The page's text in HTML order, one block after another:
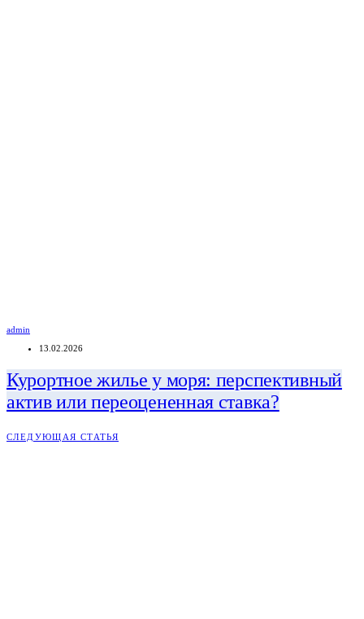
admin
13.02.2026
Курортное жилье у моря: перспективный
актив или переоцененная ставка?
СЛЕДУЮЩАЯ СТАТЬЯ